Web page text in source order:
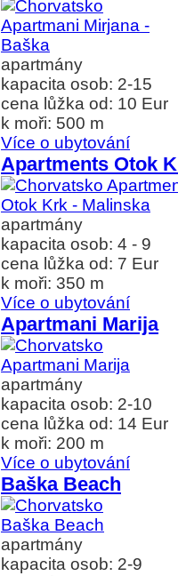
apartmány
kapacita osob: 2-15
cena lůžka od: 10 Eur
k moři: 500 m
Více o ubytování
Apartments Otok
apartmány
kapacita osob: 4 - 9
cena lůžka od: 7 Eur
k moři: 350 m
Více o ubytování
Apartmani Marija
apartmány
kapacita osob: 2-10
cena lůžka od: 14 Eur
k moři: 200 m
Více o ubytování
Baška Beach
apartmány
kapacita osob: 2-9